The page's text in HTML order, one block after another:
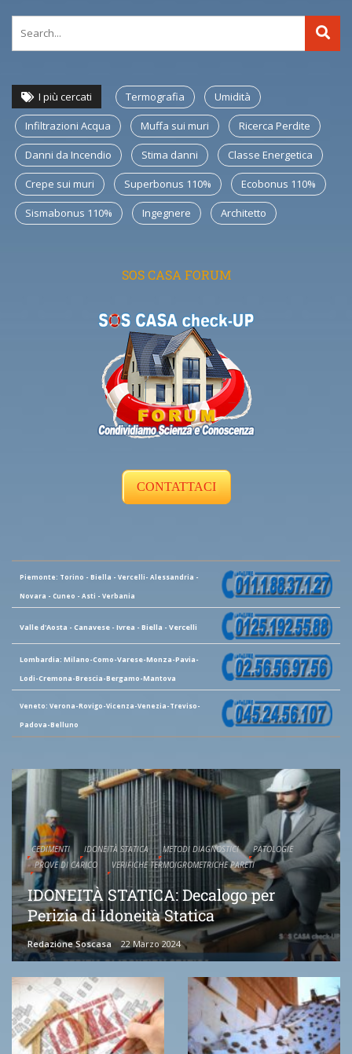
I più cercati Termografia Umidità
Infiltrazioni Acqua Muffa sui muri Ricerca Perdite
Danni da Incendio Stima danni Classe Energetica
Crepe sui muri Superbonus 110% Ecobonus 110%
Sismabonus 110% Ingegnere Architetto
SOS CASA FORUM
CONTATTACI
Piemonte: Torino - Biella - Vercelli- Alessandria -
Novara - Cuneo - Asti - Verbania
Valle d'Aosta - Canavese - Ivrea - Biella - Vercelli
Lombardia: Milano-Como-Varese-Monza-Pavia-
Lodi-Cremona-Brescia-Bergamo-Mantova
Veneto: Verona-Rovigo-Vicenza-Venezia-Treviso-
Padova-Belluno
CEDIMENTI IDONEITÀ STATICA METODI DIAGNOSTICI
PATOLOGIE
PROVE DI CARICO
VERIFICHE TERMOIGROMETRICHE PARETI
IDONEITÀ STATICA: Decalogo per
Perizia di Idoneità Statica
Redazione Soscasa 22 Marzo 2024